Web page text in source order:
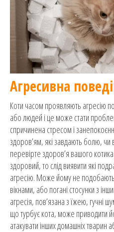
Агресивна
Коти часом проявляють агресію
або людей і це може стати
спричинена стресом і
здоров’ям, які завдають болю,
перевірте здоров’я вашого
здоровий, то слід виявити які
агресію. Може йому не
вікнами, або погані стосунки з
агресія, пов’язана з їжею, гучні
що турбує кота, може приводити
атакувати інших домашніх тварин